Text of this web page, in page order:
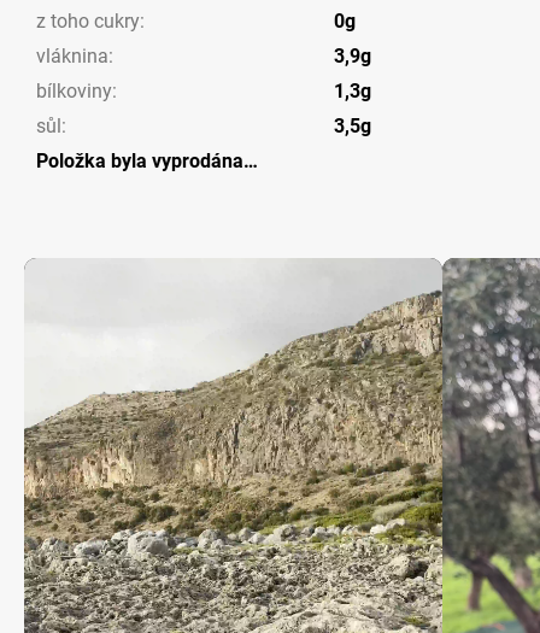
z toho cukry:
0g
vláknina:
3,9g
bílkoviny:
1,3g
sůl :
3,5g
Položka byla vyprodána…